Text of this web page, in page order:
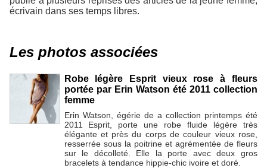
écrivain dans ses temps libres.
Les photos associées
Robe légère Esprit vieux rose à fleurs
portée par Erin Watson été 2011 collection
femme
Erin Watson, égérie de a collection printemps été
2011 Esprit, porte une robe fluide légère très
élégante et près du corps de couleur vieux rose,
resserrée sous la poitrine et agrémentée de fleurs
sur le décolleté. Elle la porte avec deux gros
bracelets à tendance hippie-chic ivoire et doré.